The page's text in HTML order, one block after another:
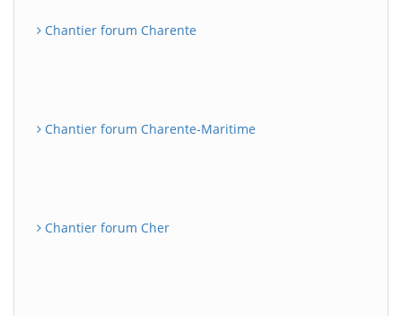
Chantier forum Charente
Chantier forum Charente-Maritime
Chantier forum Cher